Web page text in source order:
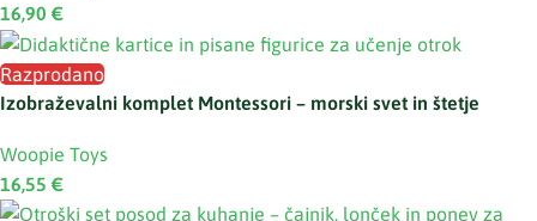
16,90 €
Razprodano
Izobraževalni komplet Montessori – morski svet in štetje
Woopie Toys
16,55 €